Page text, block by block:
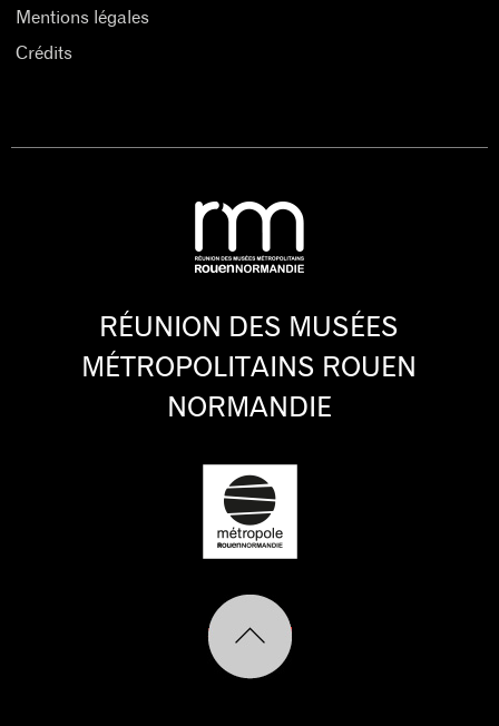
Mentions légales
Crédits
RÉUNION DES MUSÉES
MÉTROPOLITAINS ROUEN
NORMANDIE